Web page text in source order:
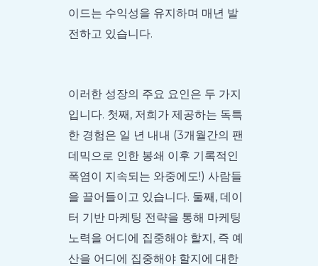
이드는 수익성을 유지하며 매년 발
전하고 있습니다.
이러한 성장의 주요 요인은 두 가지
입니다. 첫째, 저희가 제공하는 독특
한 경험은 일 년 내내 (3개월간의 팬
데믹으로 인한 봉쇄 이후 기록적인
폭염이 지속되는 와중에도!) 사람들
을 끌어들이고 있습니다. 둘째, 데이
터 기반 마케팅 전략을 통해 마케팅
노력을 어디에 집중해야 할지, 즉 예
산을 어디에 집중해야 할지에 대한